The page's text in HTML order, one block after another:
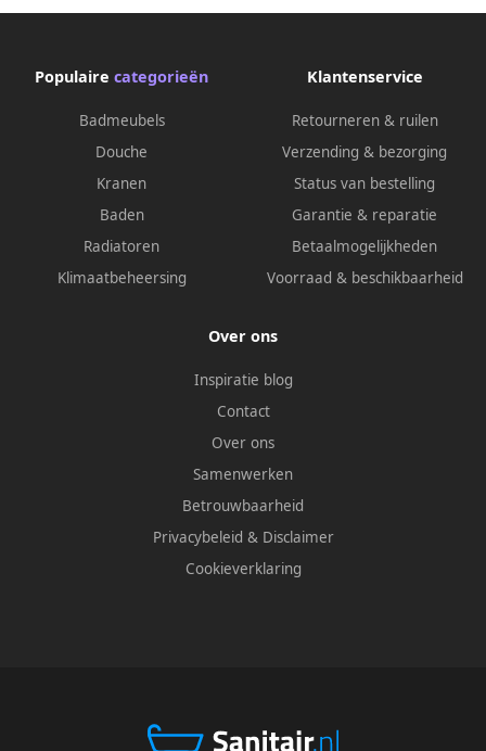
Populaire categorieën
Badmeubels
Douche
Kranen
Baden
Radiatoren
Klimaatbeheersing
Klantenservice
Retourneren & ruilen
Verzending & bezorging
Status van bestelling
Garantie & reparatie
Betaalmogelijkheden
Voorraad & beschikbaarheid
Over ons
Inspiratie blog
Contact
Over ons
Samenwerken
Betrouwbaarheid
Privacybeleid & Disclaimer
Cookieverklaring